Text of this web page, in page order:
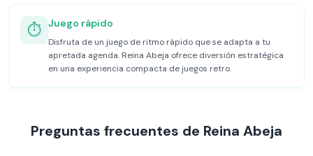
⏱️ Juego rápido
Disfruta de un juego de ritmo rápido que se adapta a tu
apretada agenda. Reina Abeja ofrece diversión estratégica
en una experiencia compacta de juegos retro.
Preguntas frecuentes de Reina Abeja